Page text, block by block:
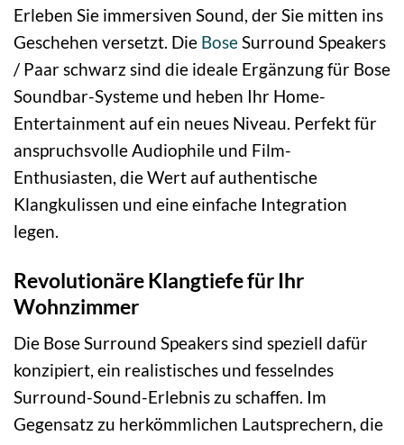
Erleben Sie immersiven Sound, der Sie mitten ins
Geschehen versetzt. Die BoseSurround Speakers
/ Paar schwarz sind die ideale Ergänzung für Bose
Soundbar-Systeme und heben Ihr Home-
Entertainment auf ein neues Niveau. Perfekt für
anspruchsvolle Audiophile und Film-
Enthusiasten, die Wert auf authentische
Klangkulissen und eine einfache Integration
legen.
Revolutionäre Klangtiefe für Ihr
Wohnzimmer
Die Bose Surround Speakers sind speziell dafür
konzipiert, ein realistisches und fesselndes
Surround-Sound-Erlebnis zu schaffen. Im
Gegensatz zu herkömmlichen Lautsprechern, die